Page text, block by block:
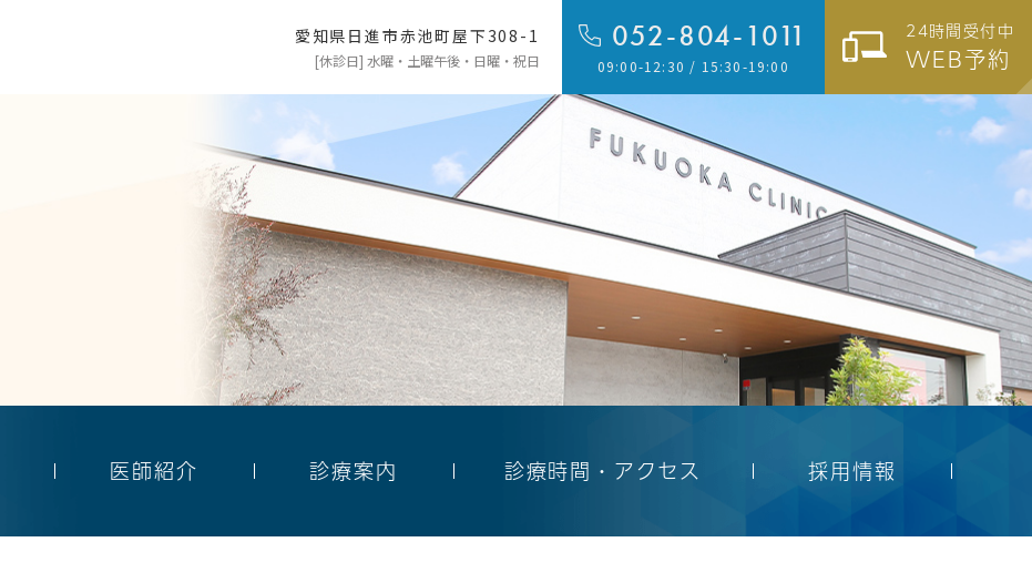
愛知県日進市赤池町屋下308-1
[休診日] 水曜・土曜午後・日曜・祝日
052-804-1011
09:00-12:30 / 15:30-19:00
24時間受付中
WEB予約
医師紹介 診療案内 診療時間・アクセス 採用情報